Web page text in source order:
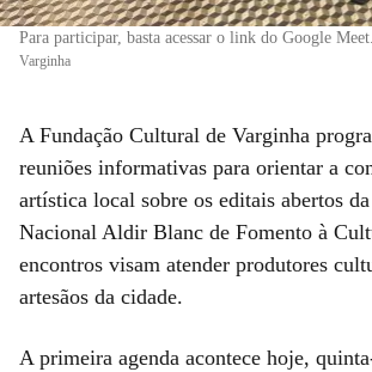
Para participar, basta acessar o link do Google Meet.
Varginha
A Fundação Cultural de Varginha
reuniões informativas para orientar a
artística local sobre os editais abertos
Nacional Aldir Blanc de Fomento à
encontros visam atender produtores
artesãos da cidade.
A primeira agenda acontece hoje,